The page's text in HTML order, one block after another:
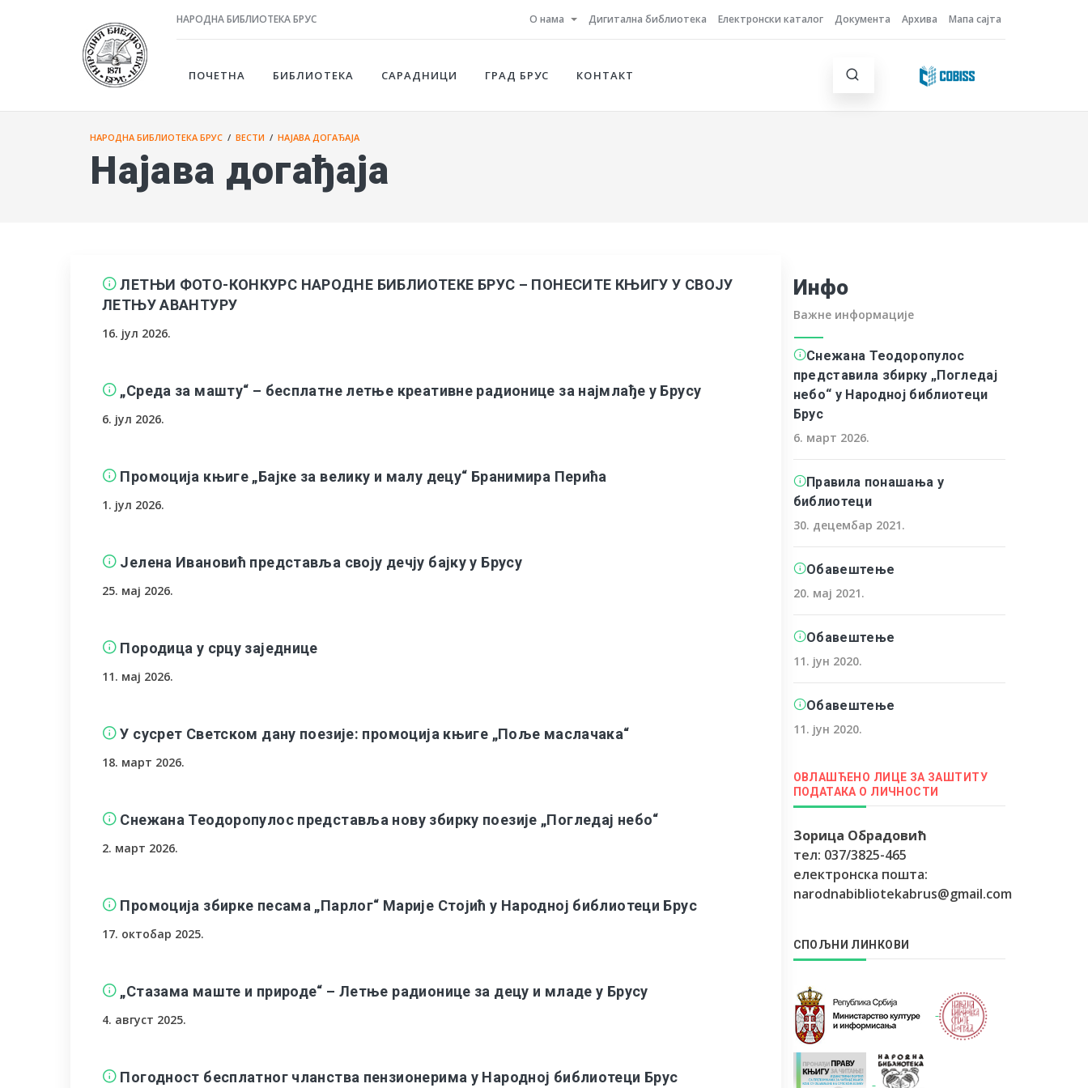
НАРОДНА БИБЛИОТЕКА БРУС О нама Дигитална библиотека Електронски каталог Документа Архива Мапа сајта
ПОЧЕТНА БИБЛИОТЕКА САРАДНИЦИ ГРАД БРУС КОНТАКТ
НАРОДНА БИБЛИОТЕКА БРУС / ВЕСТИ / НАЈАВА ДОГАЂАЈА
Најава догађаја
ЛЕТЊИ ФОТО-КОНКУРС НАРОДНЕ БИБЛИОТЕКЕ БРУС – ПОНЕСИТЕ КЊИГУ У СВОЈУ
ЛЕТЊУ АВАНТУРУ
16. јул 2026.
„Среда за машту“ – бесплатне летње креативне радионице за најмлађе у Брусу
6. јул 2026.
Промоција књиге „Бајке за велику и малу децу“ Бранимира Перића
1. јул 2026.
Јелена Ивановић представља своју дечју бајку у Брусу
25. мај 2026.
Породица у срцу заједнице
11. мај 2026.
У сусрет Светском дану поезије: промоција књиге „Поље маслачака“
18. март 2026.
Снежана Теодоропулос представља нову збирку поезије „Погледај небо“
2. март 2026.
Промоција збирке песама „Парлог“ Марије Стојић у Народној библиотеци Брус
17. октобар 2025.
„Стазама маште и природе“ – Летње радионице за децу и младе у Брусу
4. август 2025.
Погодност бесплатног чланства пензионерима у Народној библиотеци Брус
Инфо
Важне информације
Снежана Теодоропулос
представила збирку „Погледај
небо“ у Народној библиотеци
Брус
6. март 2026.
Правила понашања у
библиотеци
30. децембар 2021.
Обавештење
20. мај 2021.
Обавештење
11. јун 2020.
Обавештење
11. јун 2020.
ОВЛАШЋЕНО ЛИЦЕ ЗА ЗАШТИТУ
ПОДАТАКА О ЛИЧНОСТИ
Зорица Обрадовић
тел: 037/3825-465
електронска пошта:
narodnabibliotekabrus@gmail.com
СПОЉНИ ЛИНКОВИ